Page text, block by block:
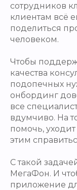
сотрудников
клиентам всё
поделиться
человеком.
Чтобы
качества
подопечных
онбординг
все
вдумчиво. На
помочь,
этим
С такой
МегаФон. И
приложение